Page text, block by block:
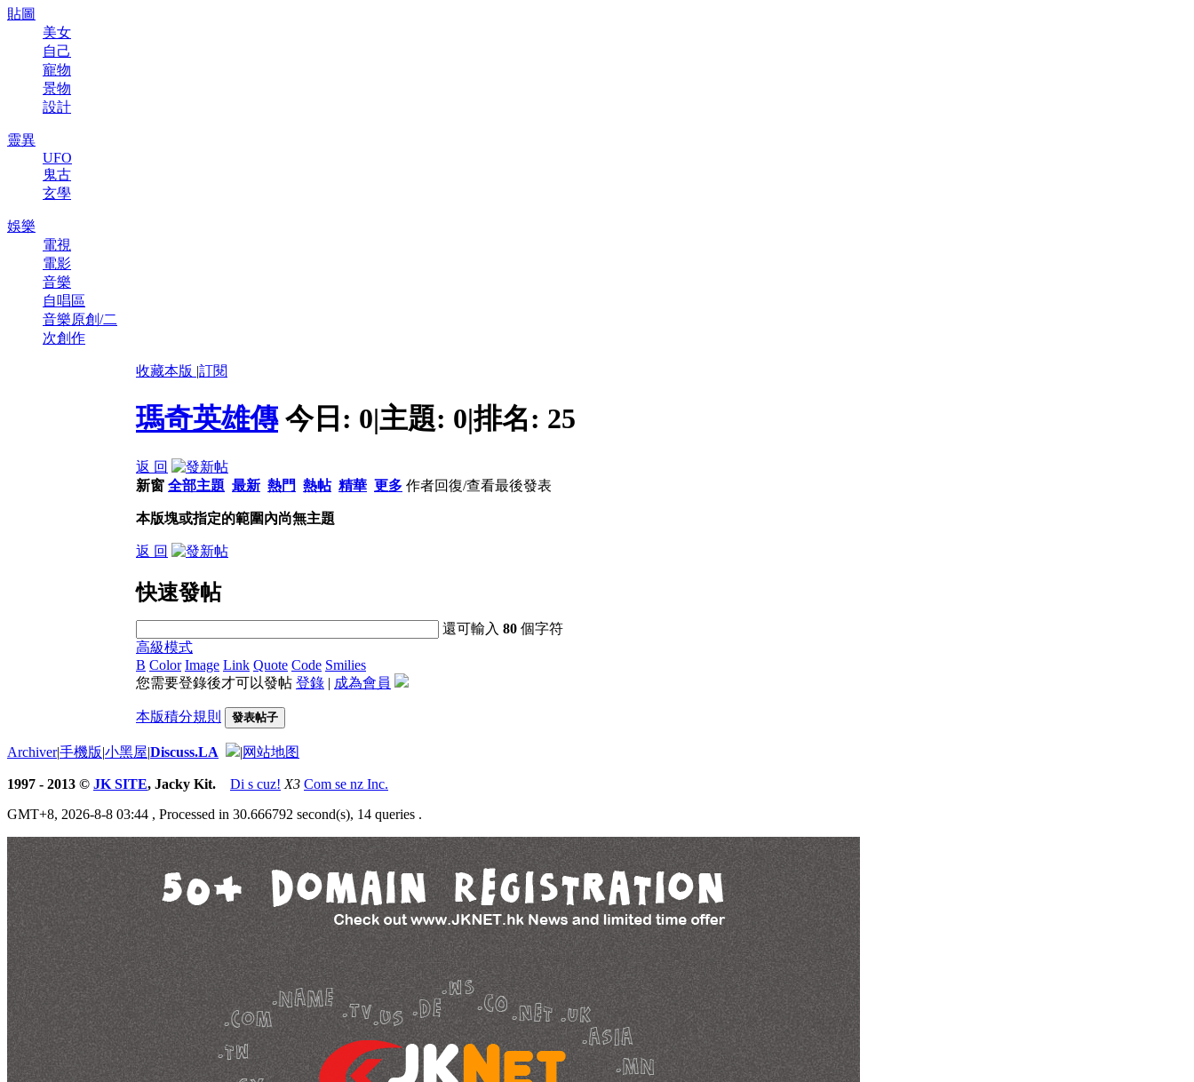
貼圖
美女
自己
寵物
景物
設計
靈異
UFO
鬼古
玄學
娛樂
電視
電影
音樂
自唱區
音樂原創/二
次創作
收藏本版 |訂閱
瑪奇英雄傳 今日: 0|主題: 0|排名: 25
返 回
新窗 全部主題 最新 熱門 熱帖 精華 更多 作者回復/查看最後發表
本版塊或指定的範圍內尚無主題
返 回
快速發帖
還可輸入80 個字符
高級模式
B Color Image Link Quote Code Smilies
您需要登錄後才可以發帖 登錄 | 成為會員
本版積分規則 發表帖子
Archiver|手機版|小黑屋|Discuss.LA |网站地图
1997 - 2013 © JK SITE, Jacky Kit. Di s cuz! X3 Com se nz Inc.
GMT+8, 2026-8-8 03:44 , Processed in 30.666792 second(s), 14 queries .